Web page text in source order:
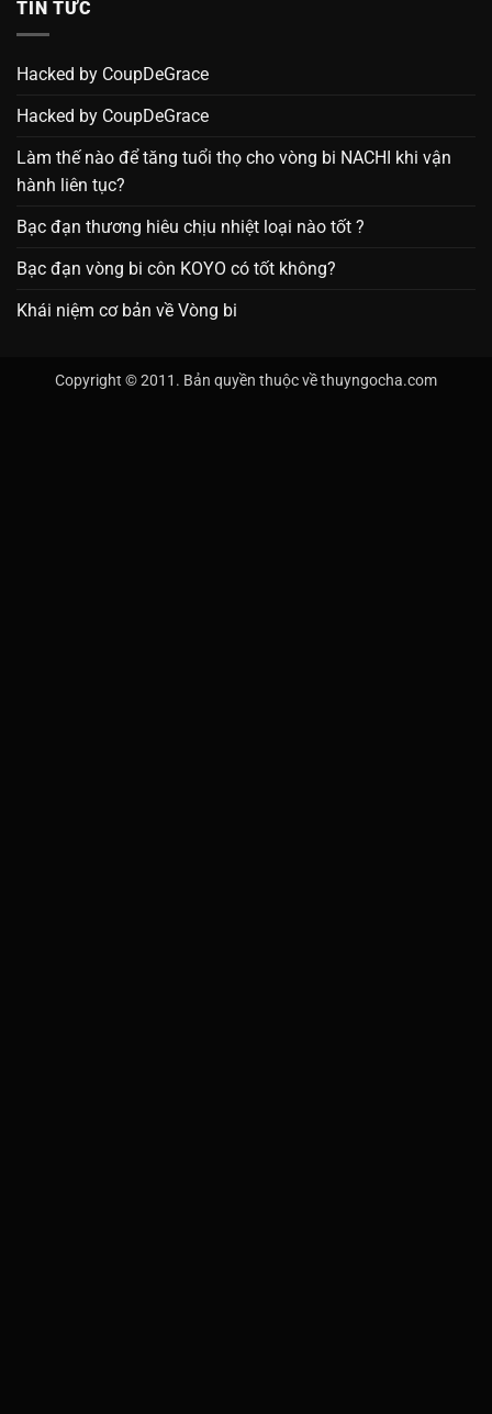
TIN TỨC
Hacked by CoupDeGrace
Hacked by CoupDeGrace
Làm thế nào để tăng tuổi thọ cho vòng bi NACHI khi vận
hành liên tục?
Bạc đạn thương hiêu chịu nhiệt loại nào tốt ?
Bạc đạn vòng bi côn KOYO có tốt không?
Khái niệm cơ bản về Vòng bi
Copyright © 2011. Bản quyền thuộc về thuyngocha.com